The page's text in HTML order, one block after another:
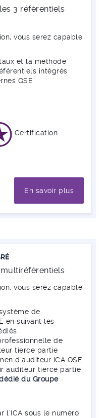
3 référentiels
vous serez capable
et la méthode
intégrés
QSE
Certification
En savoir plus
vous serez capable
de
en suivant les
de
tierce partie
d'auditeur ICA QSE
auditeur tierce partie
du Groupe
l'ICA sous le numéro